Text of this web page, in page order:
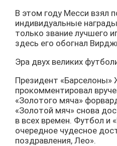
В этом году Месси взял
индивидуальные
только звание лучшего
здесь его обогнал
Эра двух великих
Президент «Барселоны»
прокомментировал
«Золотого мяча»
«Золотой мяч» снова
в всех времен. Футбол и
очередное чудесное
поздравления, Лео».